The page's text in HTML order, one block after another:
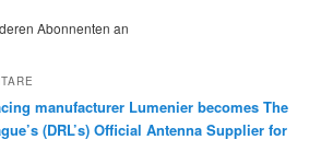
Abonnenten an
manufacturer Lumenier becomes The
(DRL’s) Official Antenna Supplier for